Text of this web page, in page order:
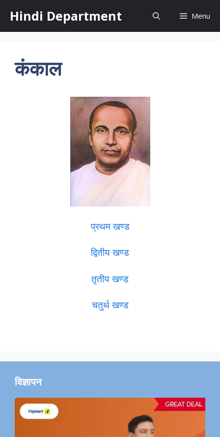
content
Hindi Department Menu
कंकाल
प्रथम खण्ड
द्वितीय खण्ड
तृतीय खण्ड
चतुर्थ खण्ड
विज्ञापन